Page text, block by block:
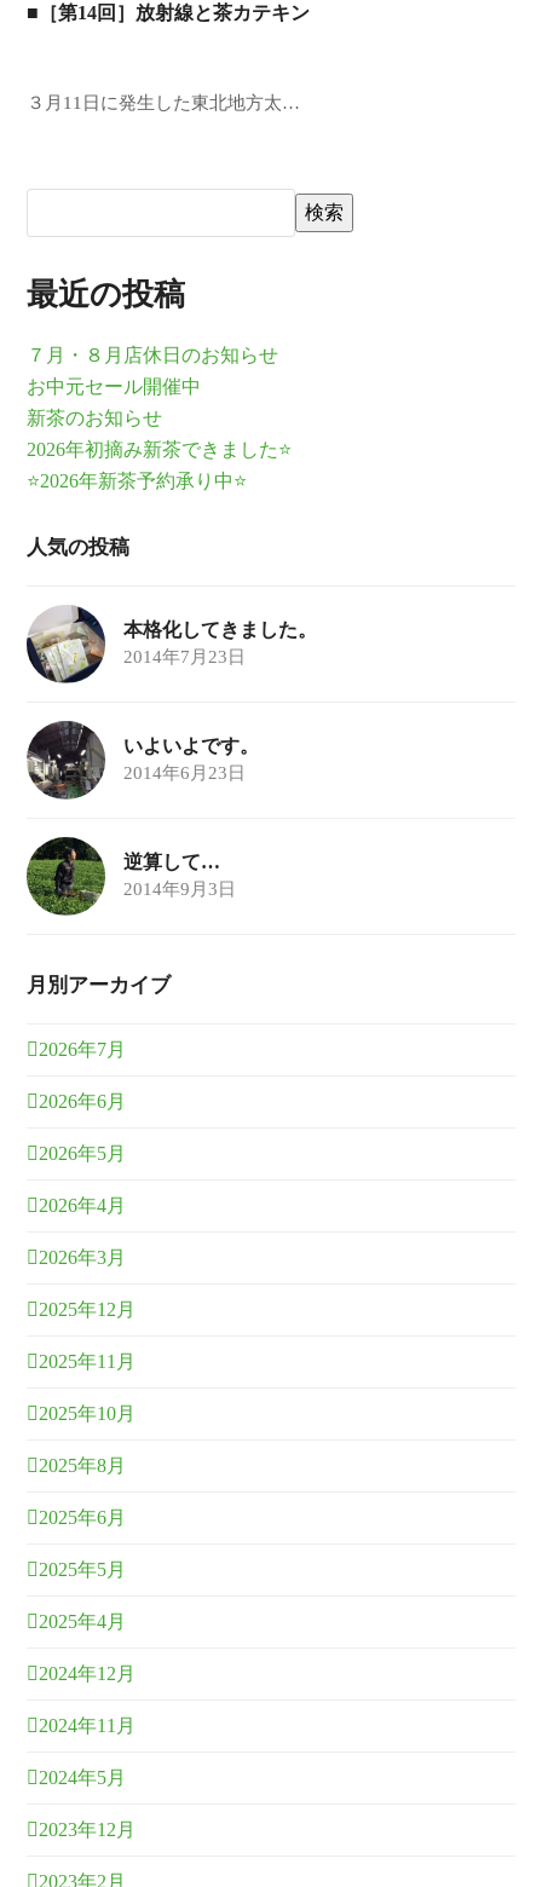
■［第14回］放射線と茶カテキン
３月11日に発生した東北地方太…
検索
最近の投稿
７月・８月店休日のお知らせ
お中元セール開催中
新茶のお知らせ
2026年初摘み新茶できました⭐
⭐2026年新茶予約承り中⭐
人気の投稿
本格化してきました。
2014年7月23日
いよいよです。
2014年6月23日
逆算して…
2014年9月3日
月別アーカイブ
2026年7月
2026年6月
2026年5月
2026年4月
2026年3月
2025年12月
2025年11月
2025年10月
2025年8月
2025年6月
2025年5月
2025年4月
2024年12月
2024年11月
2024年5月
2023年12月
2023年2月